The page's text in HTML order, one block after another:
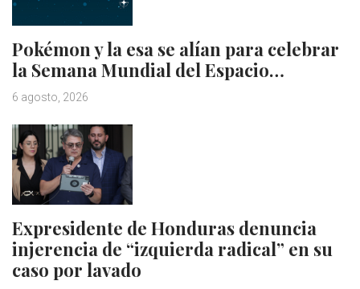
Pokémon y la esa se alían para celebrar
la Semana Mundial del Espacio…
6 agosto, 2026
Expresidente de Honduras denuncia
injerencia de “izquierda radical” en su
caso por lavado